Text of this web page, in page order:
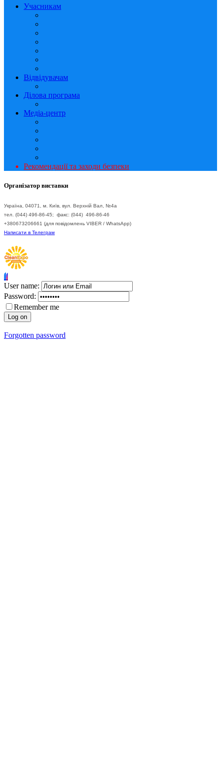
Учасникам
Відвідувачам
Ділова програма
Медіа-центр
Рекомендації та заходи безпеки
Організатор виставки
Україна, 04071, м. Київ, вул. Верхній Вал, №4а
тел. (044) 496-86-45; факс: (044) 496-86-46
+380673206661 (для повідомлень VIBER / WhatsApp)
Написати в Телеграм
User name:
Password:
Remember me
Forgotten password